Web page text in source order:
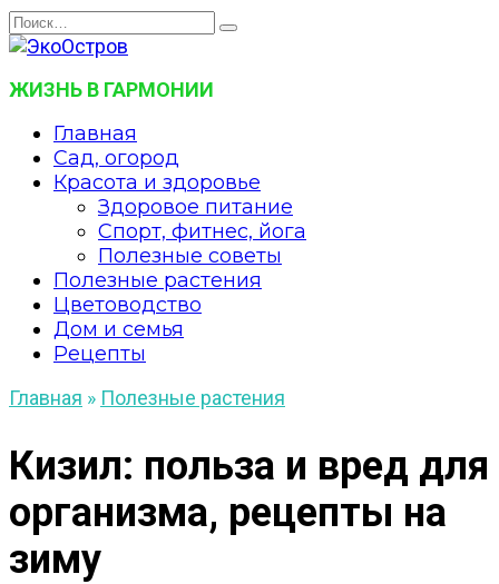
Перейти
к
Search
for:
ЖИЗНЬ В ГАРМОНИИ
Главная
Сад, огород
Красота и здоровье
Здоровое питание
Спорт, фитнес, йога
Полезные советы
Полезные растения
Цветоводство
Дом и семья
Рецепты
Главная » Полезные растения
Кизил: польза и вред для
организма, рецепты на
зиму